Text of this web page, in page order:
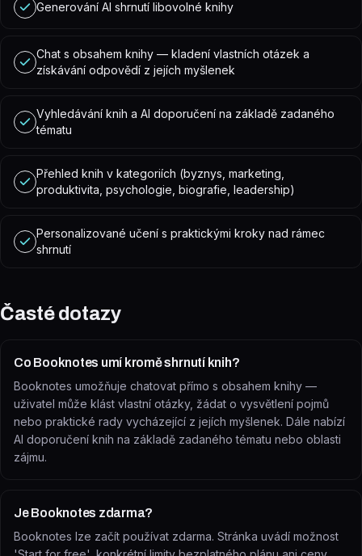
Generování AI shrnutí libovolné knihy
Chat s obsahem knihy — kladení vlastních otázek a
získávání odpovědí z jejích myšlenek
Vyhledávání knih a AI doporučení na základě zadaného
tématu
Přehled knih v kategoriích (byznys, marketing,
produktivita, psychologie, biografie, leadership)
Personalizované učení s praktickými kroky nad rámec
shrnutí
Časté dotazy
Co Booknotes umí kromě shrnutí knih?
Booknotes umožňuje chatovat přímo s obsahem knihy —
uživatel může klást vlastní otázky, žádat o vysvětlení pojmů
nebo praktické rady vycházející z jejích myšlenek. Dále nabízí
AI doporučení knih na základě zadaného tématu nebo oblasti
zájmu.
Je Booknotes zdarma?
Booknotes lze začít používat zdarma. Stránka uvádí možnost